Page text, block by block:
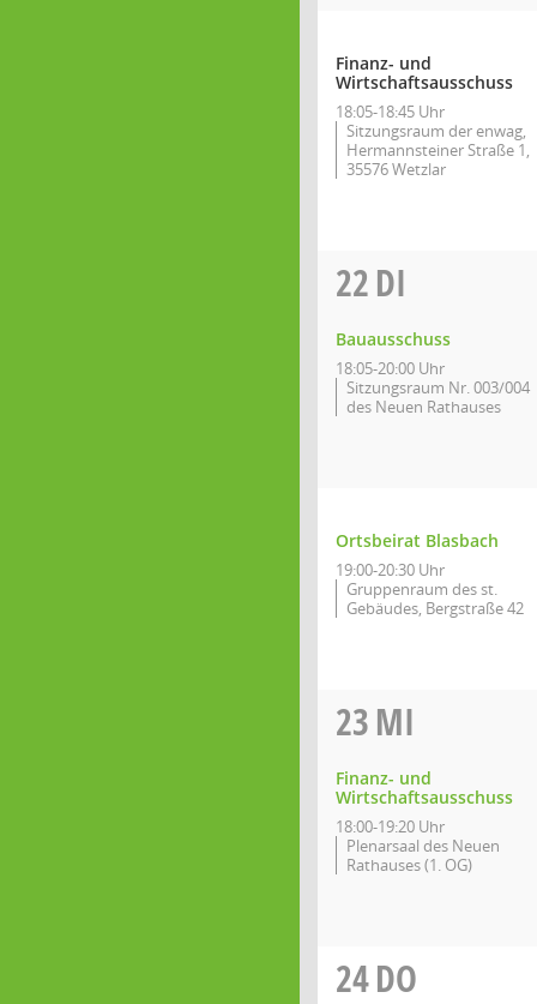
Finanz- und
Wirtschaftsausschuss
18:05-18:45 Uhr
Sitzungsraum der enwag,
Hermannsteiner Straße 1,
35576 Wetzlar
22DI
Bauausschuss
18:05-20:00 Uhr
Sitzungsraum Nr. 003/004
des Neuen Rathauses
Ortsbeirat Blasbach
19:00-20:30 Uhr
Gruppenraum des st.
Gebäudes, Bergstraße 42
23MI
Finanz- und
Wirtschaftsausschuss
18:00-19:20 Uhr
Plenarsaal des Neuen
Rathauses (1. OG)
24DO